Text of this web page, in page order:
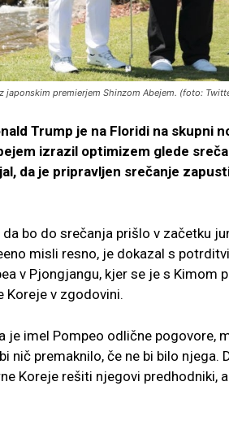
japonskim premierjem Shinzom Abejem. (foto:
Trump je na Floridi na skupni
izrazil optimizem glede
da je pripravljen srečanje
bo do srečanja prišlo v začetku
misli resno, je dokazal s
v Pjongjangu, kjer se je s Kimom
Koreje v zgodovini.
je imel Pompeo odlične pogovore,
nič premaknilo, če ne bi bilo njega.
Koreje rešiti njegovi predhodniki,